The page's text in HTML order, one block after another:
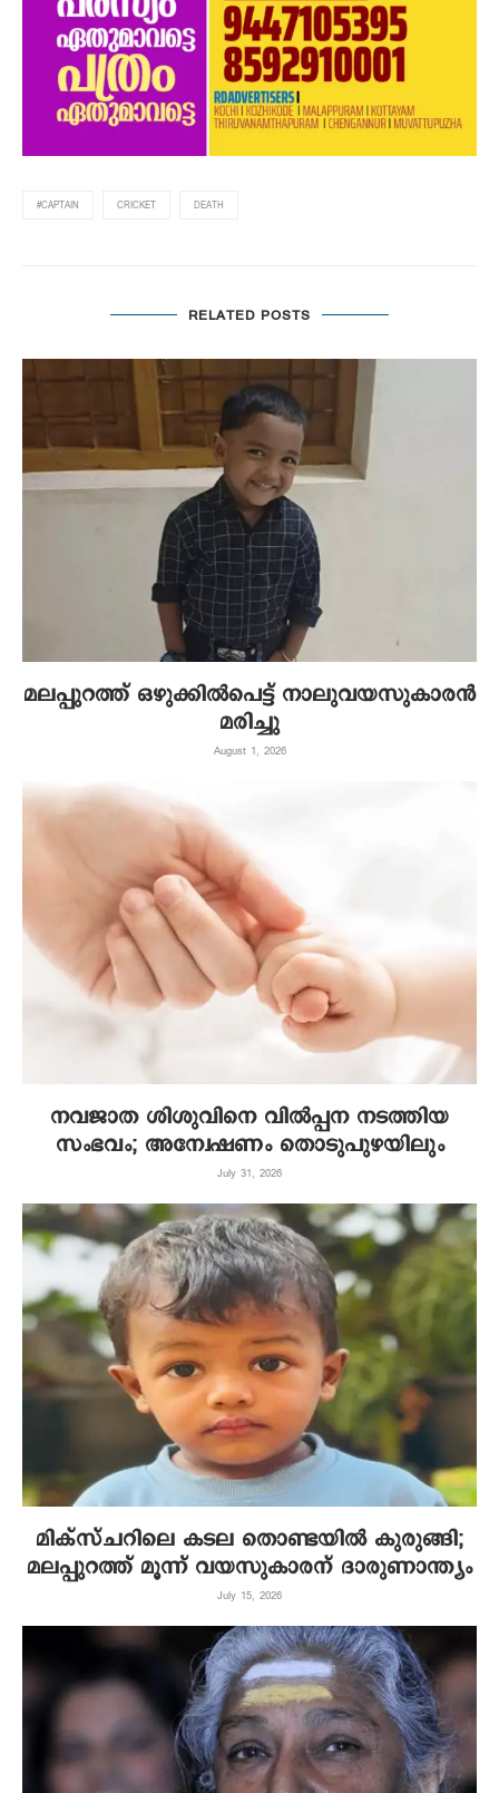
#CAPTAIN CRICKET DEATH
RELATED POSTS
മലപ്പുറത്ത് ഒഴുക്കിൽപെട്ട് നാലുവയസുകാരൻ
മരിച്ചു
August 1, 2026
നവജാത ശിശുവിനെ വില്‍പ്പന നടത്തിയ
സംഭവം; അന്വേഷണം തൊടുപുഴയിലും
July 31, 2026
മിക്‌സ്ചറിലെ കടല തൊണ്ടയില്‍ കുരുങ്ങി;
മലപ്പുറത്ത് മൂന്ന് വയസുകാരന് ദാരുണാന്ത്യം
July 15, 2026